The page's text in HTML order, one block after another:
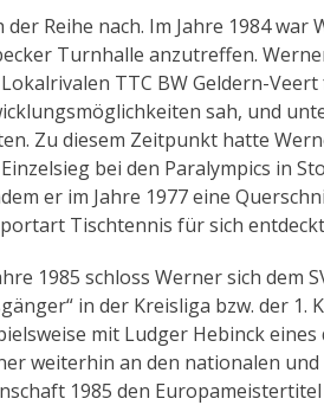
der Reihe nach. Im Jahre 1984
Turnhalle anzutreffen.
TTC BW Geldern-
sah, und
Zu diesem Zeitpunkt hatte
bei den Paralympics in
er im Jahre 1977 eine
Tischtennis für sich
1985 schloss Werner sich dem
in der Kreisliga bzw. der
mit Ludger Hebinck
weiterhin an den nationalen
1985 den